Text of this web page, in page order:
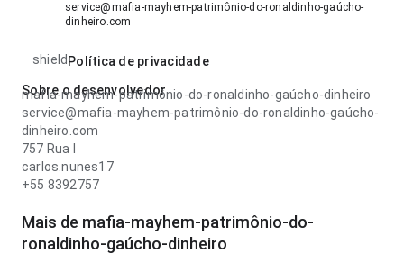
service@mafia-mayhem-patrimônio-do-ronaldinho-gaúcho-
dinheiro.com
shield Política de privacidade
Sobre o desenvolvedor
mafia-mayhem-patrimônio-do-ronaldinho-gaúcho-dinheiro
service@mafia-mayhem-patrimônio-do-ronaldinho-gaúcho-
dinheiro.com
757 Rua l
carlos.nunes17
+55 8392757
Mais de mafia-mayhem-patrimônio-do-
ronaldinho-gaúcho-dinheiro